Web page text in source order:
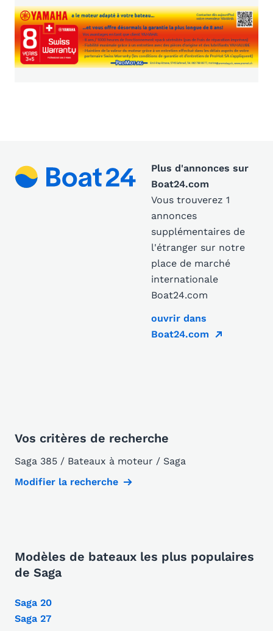
Plus d'annonces sur
Boat24.com
Vous trouverez 1
annonces
supplémentaires de
l'étranger sur notre
place de marché
internationale
Boat24.com
ouvrir dans
Boat24.com
Vos critères de recherche
Saga 385 / Bateaux à moteur / Saga
Modifier la recherche
Modèles de bateaux les plus populaires
de Saga
Saga 20
Saga 27